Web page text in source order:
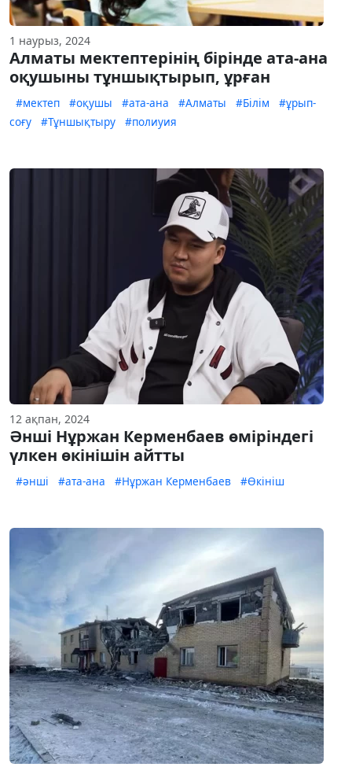
1 наурыз, 2024
Алматы мектептерінің бірінде ата-ана
оқушыны тұншықтырып, ұрған
#мектеп #оқушы #ата-ана #Алматы #Білім
#ұрып-
соғу
#Тұншықтыру #полиуия
12 ақпан, 2024
Әнші Нұржан Керменбаев өміріндегі
үлкен өкінішін айтты
#әнші #ата-ана #Нұржан Керменбаев #Өкініш